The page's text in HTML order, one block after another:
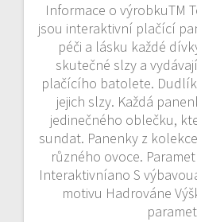
Informace o výrobkuTM
jsou interaktivní plačící
péči a lásku každé
skutečné slzy a
plačícího batolete.
jejich slzy. Každá
jedinečného oblečku,
sundat. Panenky z
různého ovoce.
Interaktivníano S
motivu Hadrováne